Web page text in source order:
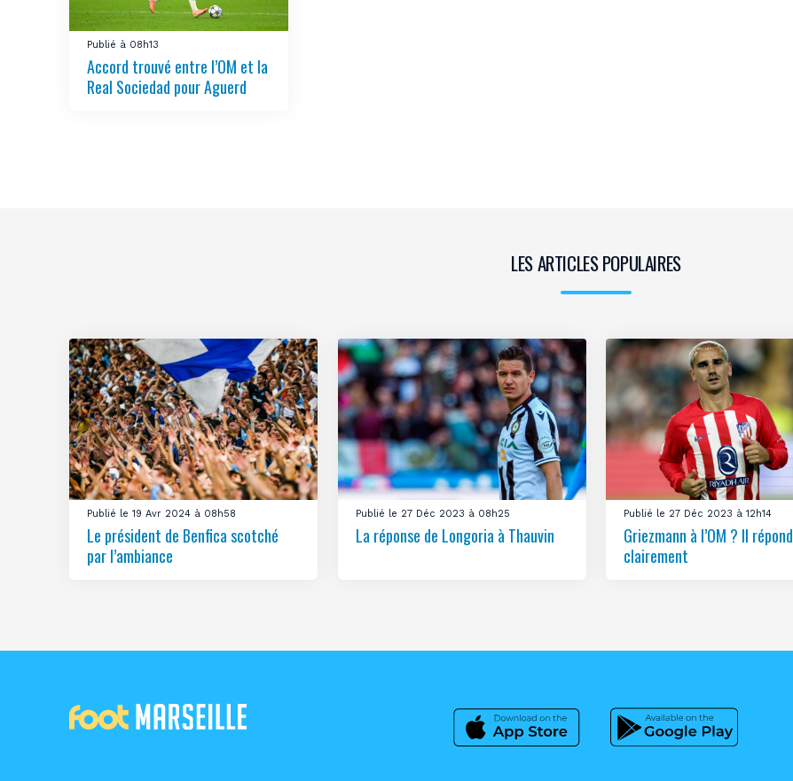
Publié à 08h13
Accord trouvé entre l’OM et la
Real Sociedad pour Aguerd
LES ARTICLES POPULAIRES
Publié le 19 Avr 2024 à 08h58
Le président de Benfica scotché
par l’ambiance
Publié le 27 Déc 2023 à 08h25
La réponse de Longoria à Thauvin
Publié le 27 Déc 2023 à 12h14
Griezmann à l’OM ? Il répond
clairement